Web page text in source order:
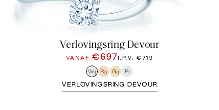
Verlovingsring Devour
VANAF€697 I.P.V. €719
Wg Rg Gg Pt
VERLOVINGSRING DEVOUR